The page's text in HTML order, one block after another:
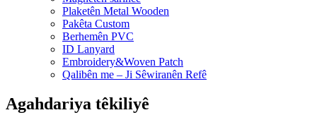
Plaketên Metal Wooden
Pakêta Custom
Berhemên PVC
ID Lanyard
Embroidery&Woven Patch
Qalibên me – Ji Sêwiranên Refê
Agahdariya têkiliyê